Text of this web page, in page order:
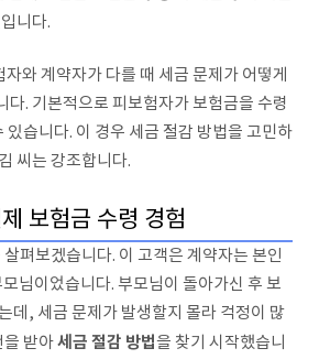
니다.
와 계약자가 다를 때 세금 문제가 어떻게
다. 기본적으로 피보험자가 보험금을 수령
있습니다. 이 경우 세금 절감 방법을 고민하
씨는 강조합니다.
보험금 수령 경험
펴보겠습니다. 이 고객은 계약자는 본인
님이었습니다. 부모님이 돌아가신 후 보
데, 세금 문제가 발생할지 몰라 걱정이 많
을 받아세금 절감 방법을 찾기 시작했습니